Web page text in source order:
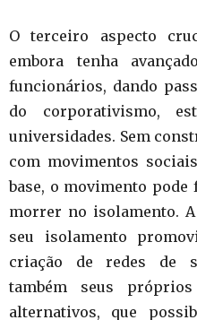
O terceiro aspecto
embora tenha
funcionários, dando
do corporativismo,
universidades. Sem
com movimentos
base, o movimento
morrer no isolamento.
seu isolamento
criação de redes de
também seus
alternativos, que